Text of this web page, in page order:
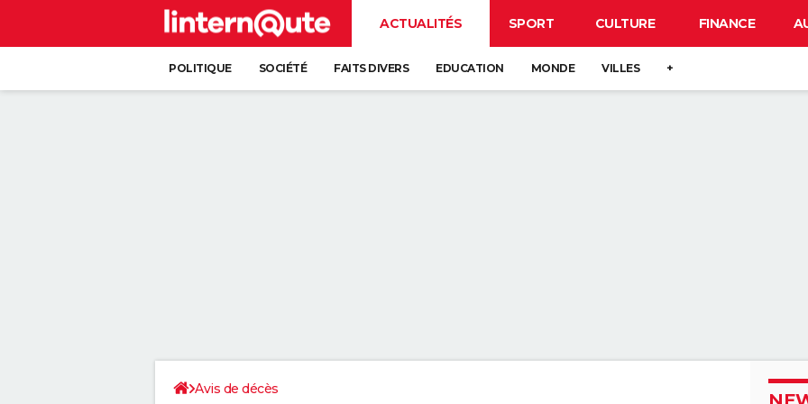
ACTUALITÉS SPORT CULTURE FINANCE
POLITIQUE SOCIÉTÉ FAITS DIVERS EDUCATION MONDE VILLES +
Avis de décès